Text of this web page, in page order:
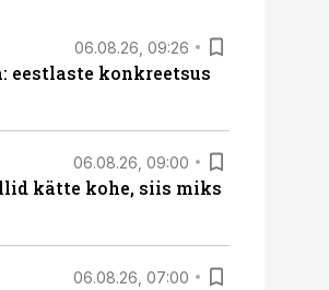
06.08.26, 09:26
eestlaste konkreetsus
06.08.26, 09:00
kätte kohe, siis miks
06.08.26, 07:00